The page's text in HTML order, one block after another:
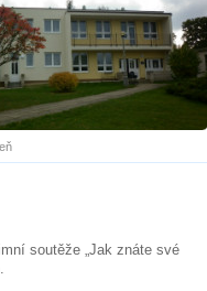
soutěže „Jak znáte své